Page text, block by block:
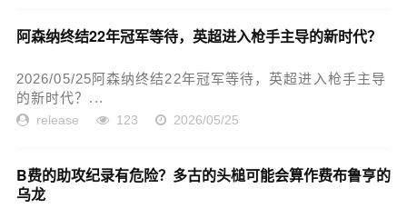
阿森纳终结22年冠军等待，英超进入枪手主导的新时代？
2026/05/25阿森纳终结22年冠军等待，英超进入枪手主导
的新时代？...
release 123 2026/05/25
B费的助攻纪录有危险？多古的头槌可能会算作费布鲁亨的
乌龙